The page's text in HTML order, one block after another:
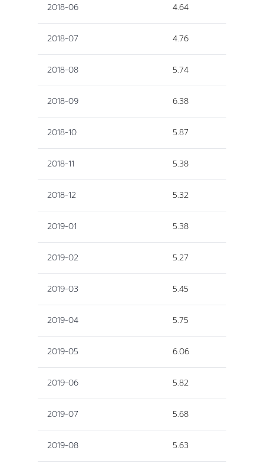
2018-06 4.64
2018-07 4.76
2018-08 5.74
2018-09 6.38
2018-10 5.87
2018-11 5.38
2018-12 5.32
2019-01 5.38
2019-02 5.27
2019-03 5.45
2019-04 5.75
2019-05 6.06
2019-06 5.82
2019-07 5.68
2019-08 5.63